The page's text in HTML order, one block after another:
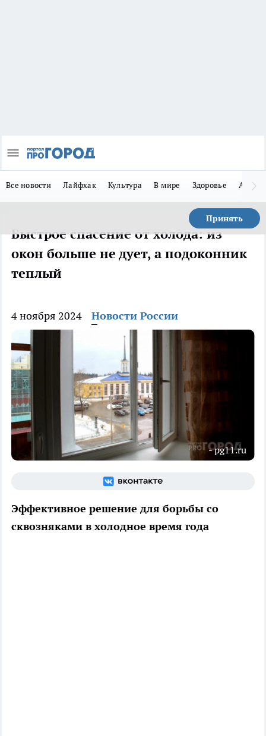
Все новости Лайфхак Культура В мире Здоровье Авто
Принять
Быстрое спасение от холода: из
окон больше не дует, а подоконник
теплый
4 ноября 2024 Новости России
- pg11.ru
Эффективное решение для борьбы со
сквозняками в холодное время года